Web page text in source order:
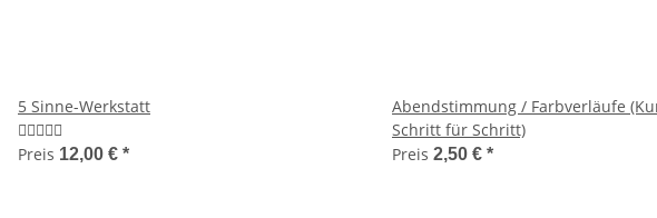
5 Sinne-Werkstatt
Preis 12,00 € *
Abendstimmung / Farbverläufe
Schritt für Schritt)
Preis 2,50 € *